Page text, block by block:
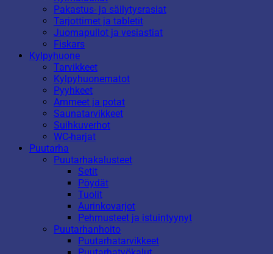
Pakastus- ja säilytysrasiat
Tarjottimet ja tabletit
Juomapullot ja vesiastiat
Fiskars
Kylpyhuone
Tarvikkeet
Kylpyhuonematot
Pyyhkeet
Ammeet ja potat
Saunatarvikkeet
Suihkuverhot
WC-harjat
Puutarha
Puutarhakalusteet
Setit
Pöydät
Tuolit
Aurinkovarjot
Pehmusteet ja istuintyynyt
Puutarhanhoito
Puutarhatarvikkeet